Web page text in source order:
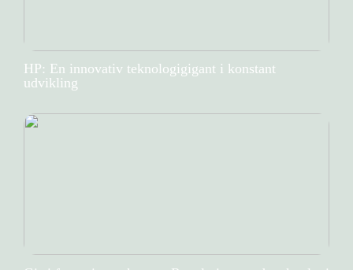
HP: En innovativ teknologigigant i konstant
udvikling